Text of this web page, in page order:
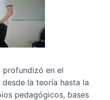
profundizó en el
la teoría hasta la
pedagógicos, bases